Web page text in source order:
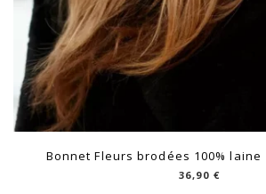
Bonnet Fleurs brodées 100% laine
36,90 €